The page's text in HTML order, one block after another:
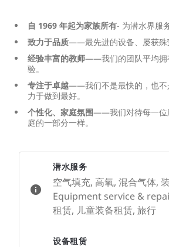
自 1969 年起为家族所有- 为潜水界服
致力于品质——最先进的设备、屡获殊
经验丰富的教师——我们的团队平均拥
验。
专注于卓越——我们不是最快的，也
力于做到最好。
个性化、家庭氛围——我们对待每一位
庭的一部分一样。
潜水服务
空气填充, 高氧, 混合气体,
Equipment service &
租赁, 儿童装备租赁, 旅行
设备租赁